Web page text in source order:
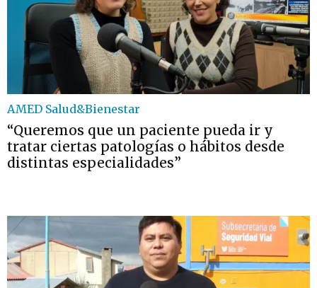
AMED Salud&Bienestar
“Queremos que un paciente pueda ir y
tratar ciertas patologías o hábitos desde
distintas especialidades”